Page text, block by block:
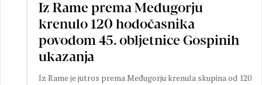
Iz Rame prema Međugorju
krenulo 120 hodočasnika
povodom 45. obljetnice Gospinih
ukazanja
Iz Rame je jutros prema Međugorju krenula skupina od 120